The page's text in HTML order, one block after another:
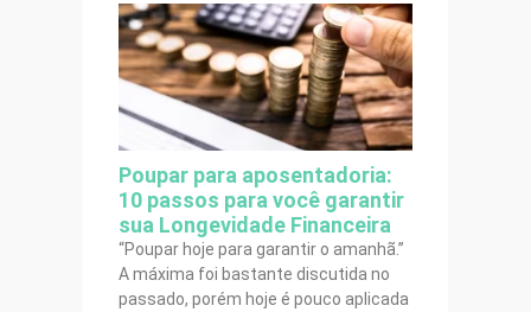
Poupar para aposentadoria:
10 passos para você garantir
sua Longevidade Financeira
“Poupar hoje para garantir o amanhã.”
A máxima foi bastante discutida no
passado, porém hoje é pouco aplicada